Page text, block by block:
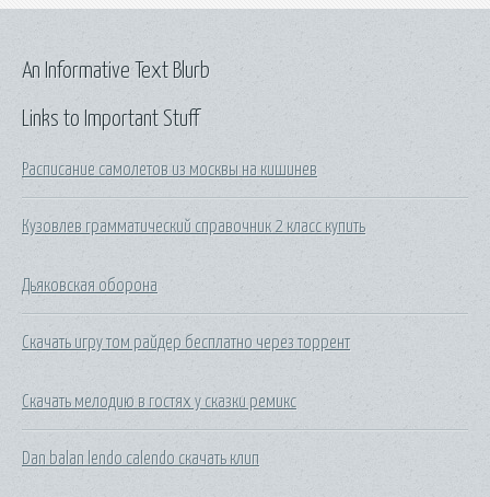
Links to Important Stuff
Расписание самолетов из москвы на кишинев
Кузовлев грамматический справочник 2 класс купить
Дьяковская оборона
Скачать игру том райдер бесплатно через торрент
Скачать мелодию в гостях у сказки ремикс
Dan balan lendo calendo скачать клип
An Informative Text Blurb